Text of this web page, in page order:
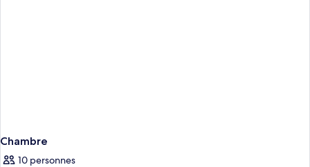
Chambre
10 personnes